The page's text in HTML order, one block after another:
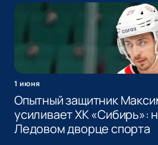
1 июня
Опытный защитник
усиливает ХК «Сибирь»:
Ледовом дворце спорта